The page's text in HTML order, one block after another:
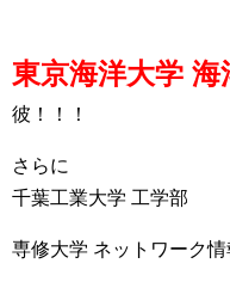
東京海洋大学 海
彼！！！
さらに
千葉工業大学 工学部
専修大学 ネットワーク情